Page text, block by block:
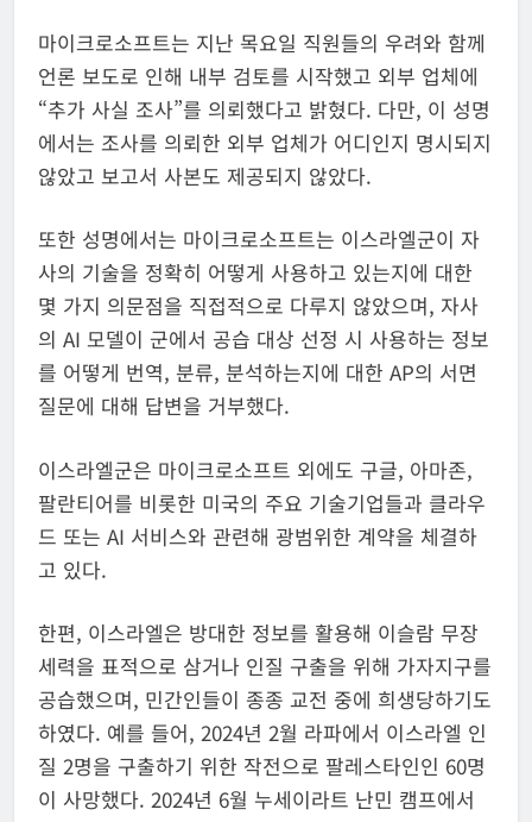
마이크로소프트는 지난 목요일 직원들의 우려와 함께
언론 보도로 인해 내부 검토를 시작했고 외부 업체에
“추가 사실 조사”를 의뢰했다고 밝혔다. 다만, 이 성명
에서는 조사를 의뢰한 외부 업체가 어디인지 명시되지
않았고 보고서 사본도 제공되지 않았다.
또한 성명에서는 마이크로소프트는 이스라엘군이 자
사의 기술을 정확히 어떻게 사용하고 있는지에 대한
몇 가지 의문점을 직접적으로 다루지 않았으며, 자사
의 AI 모델이 군에서 공습 대상 선정 시 사용하는 정보
를 어떻게 번역, 분류, 분석하는지에 대한 AP의 서면
질문에 대해 답변을 거부했다.
이스라엘군은 마이크로소프트 외에도 구글, 아마존,
팔란티어를 비롯한 미국의 주요 기술기업들과 클라우
드 또는 AI 서비스와 관련해 광범위한 계약을 체결하
고 있다.
한편, 이스라엘은 방대한 정보를 활용해 이슬람 무장
세력을 표적으로 삼거나 인질 구출을 위해 가자지구를
공습했으며, 민간인들이 종종 교전 중에 희생당하기도
하였다. 예를 들어, 2024년 2월 라파에서 이스라엘 인
질 2명을 구출하기 위한 작전으로 팔레스타인인 60명
이 사망했다. 2024년 6월 누세이라트 난민 캠프에서